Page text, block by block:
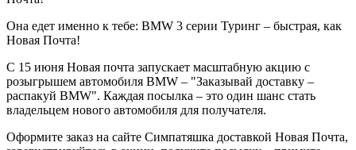
Она едет именно к тебе: BMW 3 серии Туринг – быстрая, как
Новая Почта!
С 15 июня Новая почта запускает масштабную акцию с
розыгрышем автомобиля BMW – "Заказывай доставку –
распакуй BMW". Каждая посылка – это один шанс стать
владельцем нового автомобиля для получателя.
Оформите заказ на сайте Симпатяшка доставкой Новая Почта,